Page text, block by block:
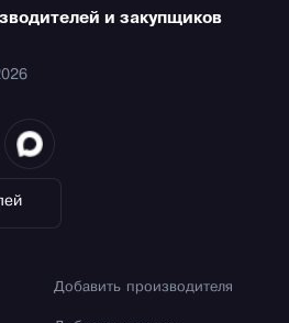
и закупщиков
Добавить производителя